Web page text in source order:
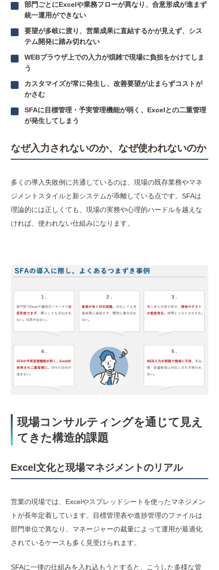
部門ごとにExcelや業務フローが異なり、合意形成が進まず
統一運用ができない
要望が多岐に渡り、営業成果に直結するかが見えず、シス
テム開発に踏み切れない
WEBブラウザ上での入力が煩雑で現場に負担をかけてしま
う
カスタマイズが常に発生し、改善要望が止まらずコストが
かさむ
SFAに目標管理・予実管理機能が弱く、Excelとの二重管理
が発生してしまう
なぜ入力されないのか、なぜ使われないのか
多くの導入失敗例に共通しているのは、現場の既存業務やマネ
ジメントスタイルと新システムが乖離している点です。SFAは
理論的には正しくても、現場の実務や心理的ハードルを越えな
ければ、使われない仕組みになります。
現場コンサルティングを通じて見え
てきた構造的課題
Excel文化と現場マネジメントのリアル
営業の現場では、Excelやスプレッドシートを使ったマネジメン
トが長年定着しています。目標管理表や進捗管理のファイルは
部門単位で異なり、マネージャーの裁量によって運用が最適化
されているケースも多く見受けられます。
SFAに一律の仕組みを入れ込もうとすると、こうした多様な管